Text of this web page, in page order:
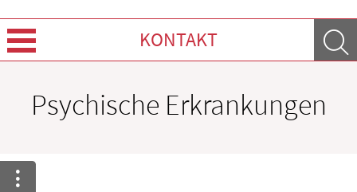
KONTAKT
Leistungen
Ratgeber
Psychische Erkrankungen